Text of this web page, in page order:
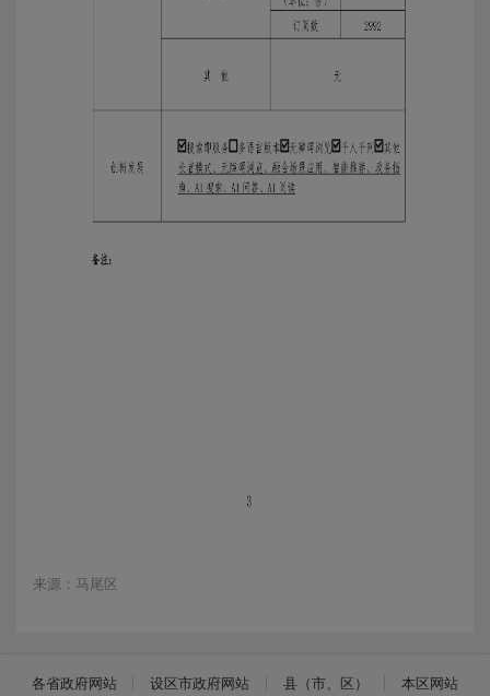
来源：马尾区
各省政府网站 设区市政府网站 县（市、区） 本区网站